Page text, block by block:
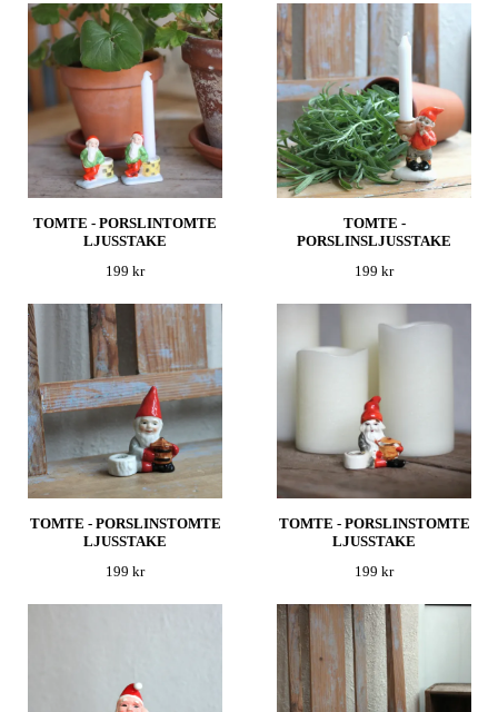
TOMTE - PORSLINTOMTE
LJUSSTAKE
199 kr
TOMTE -
PORSLINSLJUSSTAKE
199 kr
TOMTE - PORSLINSTOMTE
LJUSSTAKE
199 kr
TOMTE - PORSLINSTOMTE
LJUSSTAKE
199 kr